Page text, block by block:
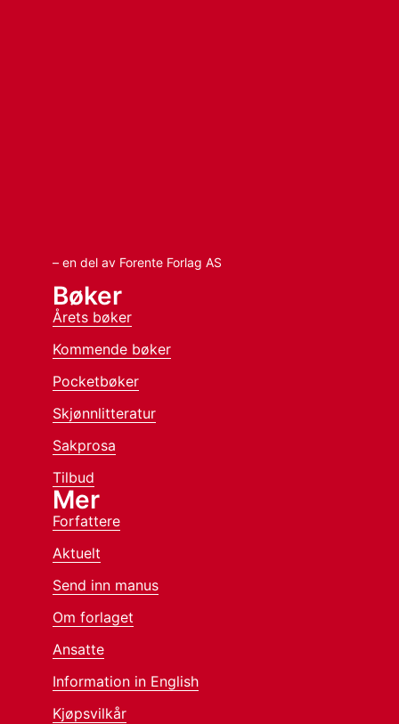
– en del av Forente Forlag AS
Bøker
Årets bøker
Kommende bøker
Pocketbøker
Skjønnlitteratur
Sakprosa
Tilbud
Mer
Forfattere
Aktuelt
Send inn manus
Om forlaget
Ansatte
Information in English
Kjøpsvilkår